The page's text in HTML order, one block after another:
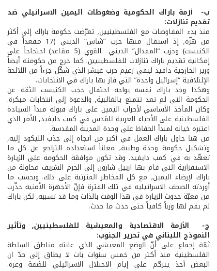
ب- ­ أزمة باراك الحكومية وضغوطات اليمين الاسرائيلي ضد
تقديم تنازلات:
منذ بدء المفاوضات مع الفلسطينيين, تعرّضت حكومة باراك إلى أكثر
من هزّة, إذ استقال منها حزب “شاس” الديني (17 مقعداً في
الكنيست) وحزب “المفدال” الديني ­ القوي (5 مقاعد) احتجاجاً على
إمكانية تقديم باراك تنازلات للفلسطينيين. كما خرج من حكومته أيضاً
وزير الخارجية دافيد ليفي زعيم حزب غيشر الذي شكّل جزءاً من اللائحة
الإئتلافية “إسرائيل واحدة” التي فاز بها باراك في الانتخابات.
وهكذا وجد باراك نفسه يواجه احتمال حجب الكنيست الثقة عن
الحكومة التي لم تعد تتمتع بالغالبية, والدعوة إلى انتخابات مبكرة.
وكان المأخذ الأساسي لأحزاب اليمين على باراك قبوله مبدأ السيادة
الفلسطينية على الأحياء العربية للقدس في كمب دايفيد, الأمر الذي
اعتبره خيانه لمبدأ الحفاظ على وحدة المدينة المقدسة.
من هنا حاول باراك العمل في أكثر من اتجاه إلى جذب الليكود إليه,
وتشكيل حكومة وحدة وطنية, معلناً استعداده التراجع عن كل ما
تعهّد به في كمب دايفيد. وقد تكون موافقة الحكومة على الزيارة
الاستفزازية التي قام بها ارييل شارون إلى الحرم الشريف محاولة من
باراك لإرضاء اليمين, مع كل المخاطر المترتبة على ذلك. وبحسب ما
أوردته الصحف الاسرائيلية في تلك الفترة فإنّ الأجهزة الأمنية حذّرت
من مغبّة حدوث الزيارة في هذا الوقت بالذات وما قد تسببه, لكن باراك
لم يقم لها وزناً كافياً حتى حدث ما حدث.
ج- ­ الأزمة الاقتصادية والمعيشية للفلسطينيين, وتأثير
النموذج اللبناني في تحرير الجنوب:
ثمّة إجماع على أنّ الوضع المعيشي الذي عانته مناطق السلطة
الفلسطينية منذ أكثر من خمس سنوات بات لا يطاق إلى حدّ ان
البعض أخذ يترحّم على إيام الاحتلال الاسرائيلي للضفة وغزة.